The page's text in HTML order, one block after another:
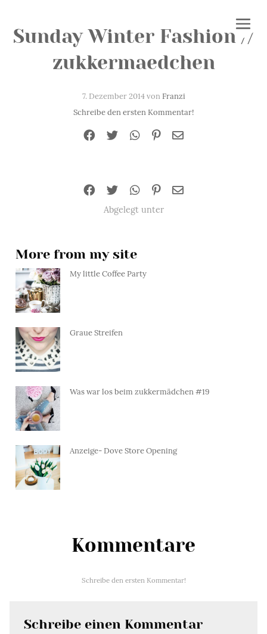
Sunday Winter Fashion //
zukkermaedchen
7. Dezember 2014 vonFranzi
Schreibe den ersten Kommentar!
Abgelegt unter
More from my site
My little Coffee Party
Graue Streifen
Was war los beim zukkermädchen #19
Anzeige- Dove Store Opening
Kommentare
Schreibe den ersten Kommentar!
Schreibe einen Kommentar